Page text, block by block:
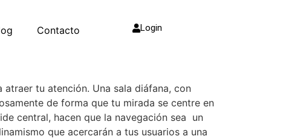
Contacto Login
EW 10
atraer tu atención. Una sala diáfana, con
de forma que tu mirada se centre en
central, hacen que la navegación sea un
que acercarán a tus usuarios a una